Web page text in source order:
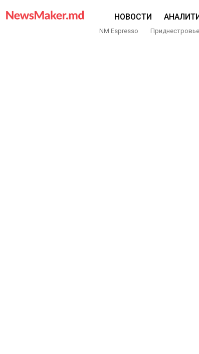
НОВОСТИ
NM Espresso Приднестровье